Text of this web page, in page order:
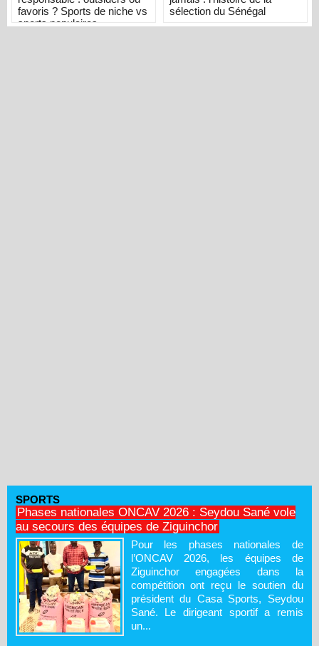
favoris ? Sports de niche vs
sports populaires
sélection du Sénégal
SPORTS
Phases nationales ONCAV 2026 : Seydou Sané vole
au secours des équipes de Ziguinchor
Pour les phases nationales de
l’ONCAV 2026, les équipes de
Ziguinchor engagées dans la
compétition ont reçu le soutien du
président du Casa Sports, Seydou
Sané. Le dirigeant sportif a remis
un...